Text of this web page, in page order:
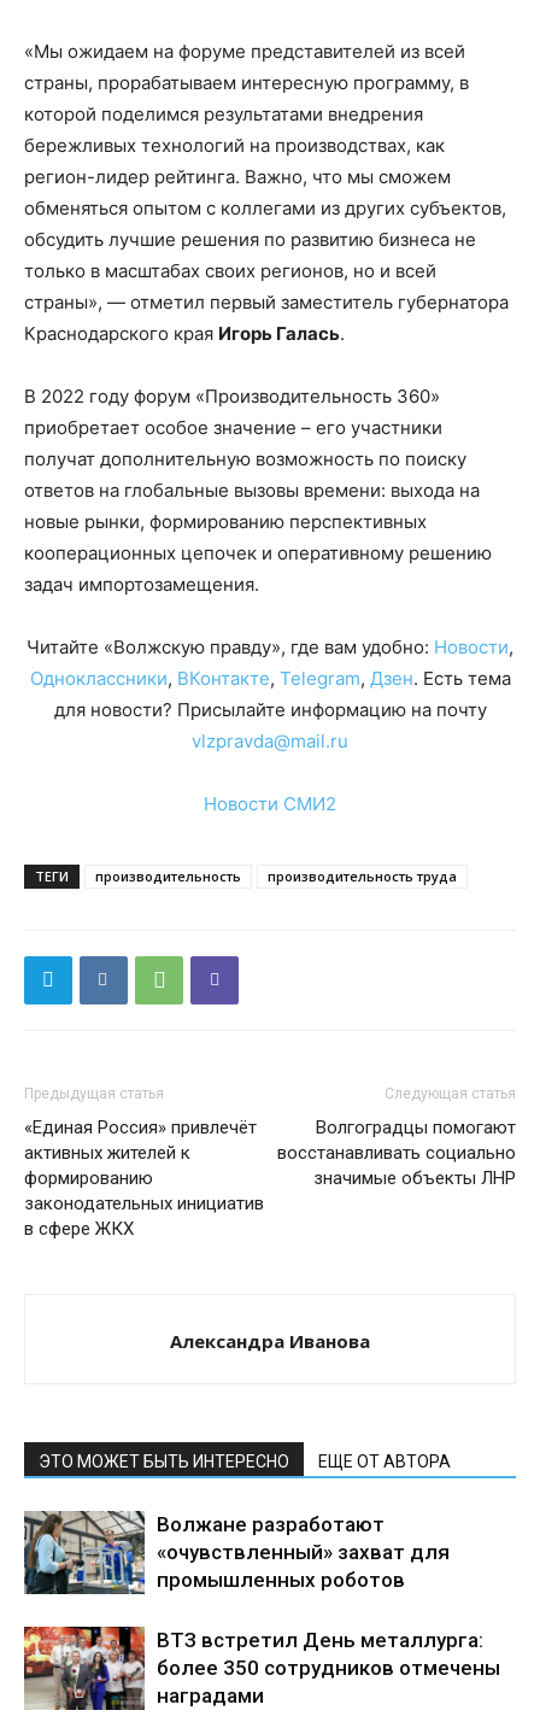
«Мы ожидаем на форуме представителей из всей
страны, прорабатываем интересную программу, в
которой поделимся результатами внедрения
бережливых технологий на производствах, как
регион-лидер рейтинга. Важно, что мы сможем
обменяться опытом с коллегами из других субъектов,
обсудить лучшие решения по развитию бизнеса не
только в масштабах своих регионов, но и всей
страны», — отметил первый заместитель губернатора
Краснодарского края Игорь Галась.
В 2022 году форум «Производительность 360»
приобретает особое значение – его участники
получат дополнительную возможность по поиску
ответов на глобальные вызовы времени: выхода на
новые рынки, формированию перспективных
кооперационных цепочек и оперативному решению
задач импортозамещения.
Читайте «Волжскую правду», где вам удобно: Новости,
Одноклассники, ВКонтакте, Telegram, Дзен. Есть тема
для новости? Присылайте информацию на почту
vlzpravda@mail.ru
Новости СМИ2
ТЕГИ производительность производительность труда
Предыдущая статья
«Единая Россия» привлечёт
активных жителей к
формированию
законодательных инициатив
в сфере ЖКХ
Следующая статья
Волгоградцы помогают
восстанавливать социально
значимые объекты ЛНР
Александра Иванова
ЭТО МОЖЕТ БЫТЬ ИНТЕРЕСНО ЕЩЕ ОТ АВТОРА
Волжане разработают
«очувствленный» захват для
промышленных роботов
ВТЗ встретил День металлурга:
более 350 сотрудников отмечены
наградами